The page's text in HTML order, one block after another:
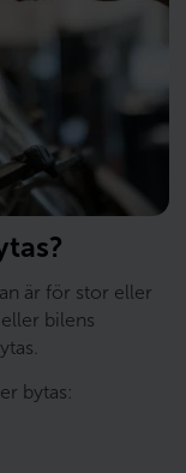
är för stor eller
bilens
bytas: